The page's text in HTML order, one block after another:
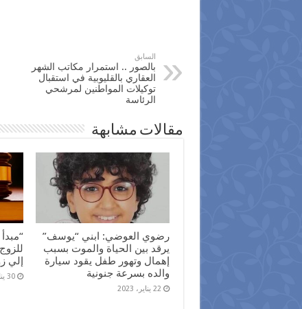
السابق
بالصور .. استمرار مكاتب الشهر
العقاري بالقليوبية في استقبال
توكيلات المواطنين لمرشحي
الرئاسة
مقالات مشابهة
رضوي العوضي: ابني “يوسف”
يرقد بين الحياة والموت بسبب
إهمال وتهور طفل يقود سيارة
والده بسرعة جنونية
22 يناير، 2023
إلي
30 يناير، 2022